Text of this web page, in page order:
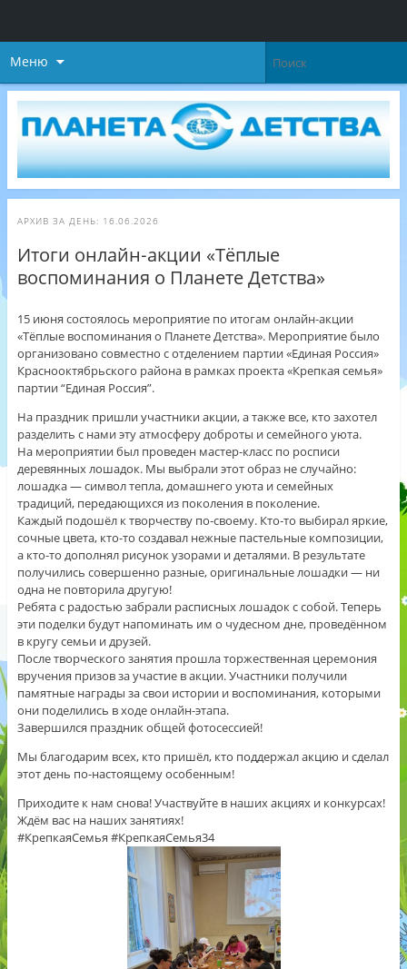
Меню
АРХИВ ЗА ДЕНЬ: 16.06.2026
Итоги онлайн‑акции «Тёплые
воспоминания о Планете Детства»
15 июня состоялось мероприятие по итогам онлайн‑акции
«Тёплые воспоминания о Планете Детства». Мероприятие было
организовано совместно с отделением партии «Единая Россия»
Краснооктябрьского района в рамках проекта «Крепкая семья»
партии “Единая Россия”.
На праздник пришли участники акции, а также все, кто захотел
разделить с нами эту атмосферу доброты и семейного уюта.
На мероприятии был проведен мастер‑класс по росписи
деревянных лошадок. Мы выбрали этот образ не случайно:
лошадка — символ тепла, домашнего уюта и семейных
традиций, передающихся из поколения в поколение.
Каждый подошёл к творчеству по‑своему. Кто‑то выбирал яркие,
сочные цвета, кто‑то создавал нежные пастельные композиции,
а кто‑то дополнял рисунок узорами и деталями. В результате
получились совершенно разные, оригинальные лошадки — ни
одна не повторила другую!
Ребята с радостью забрали расписных лошадок с собой. Теперь
эти поделки будут напоминать им о чудесном дне, проведённом
в кругу семьи и друзей.
После творческого занятия прошла торжественная церемония
вручения призов за участие в акции. Участники получили
памятные награды за свои истории и воспоминания, которыми
они поделились в ходе онлайн‑этапа.
Завершился праздник общей фотосессией!
Мы благодарим всех, кто пришёл, кто поддержал акцию и сделал
этот день по‑настоящему особенным!
Приходите к нам снова! Участвуйте в наших акциях и конкурсах!
Ждём вас на наших занятиях!
#КрепкаяСемья #КрепкаяСемья34